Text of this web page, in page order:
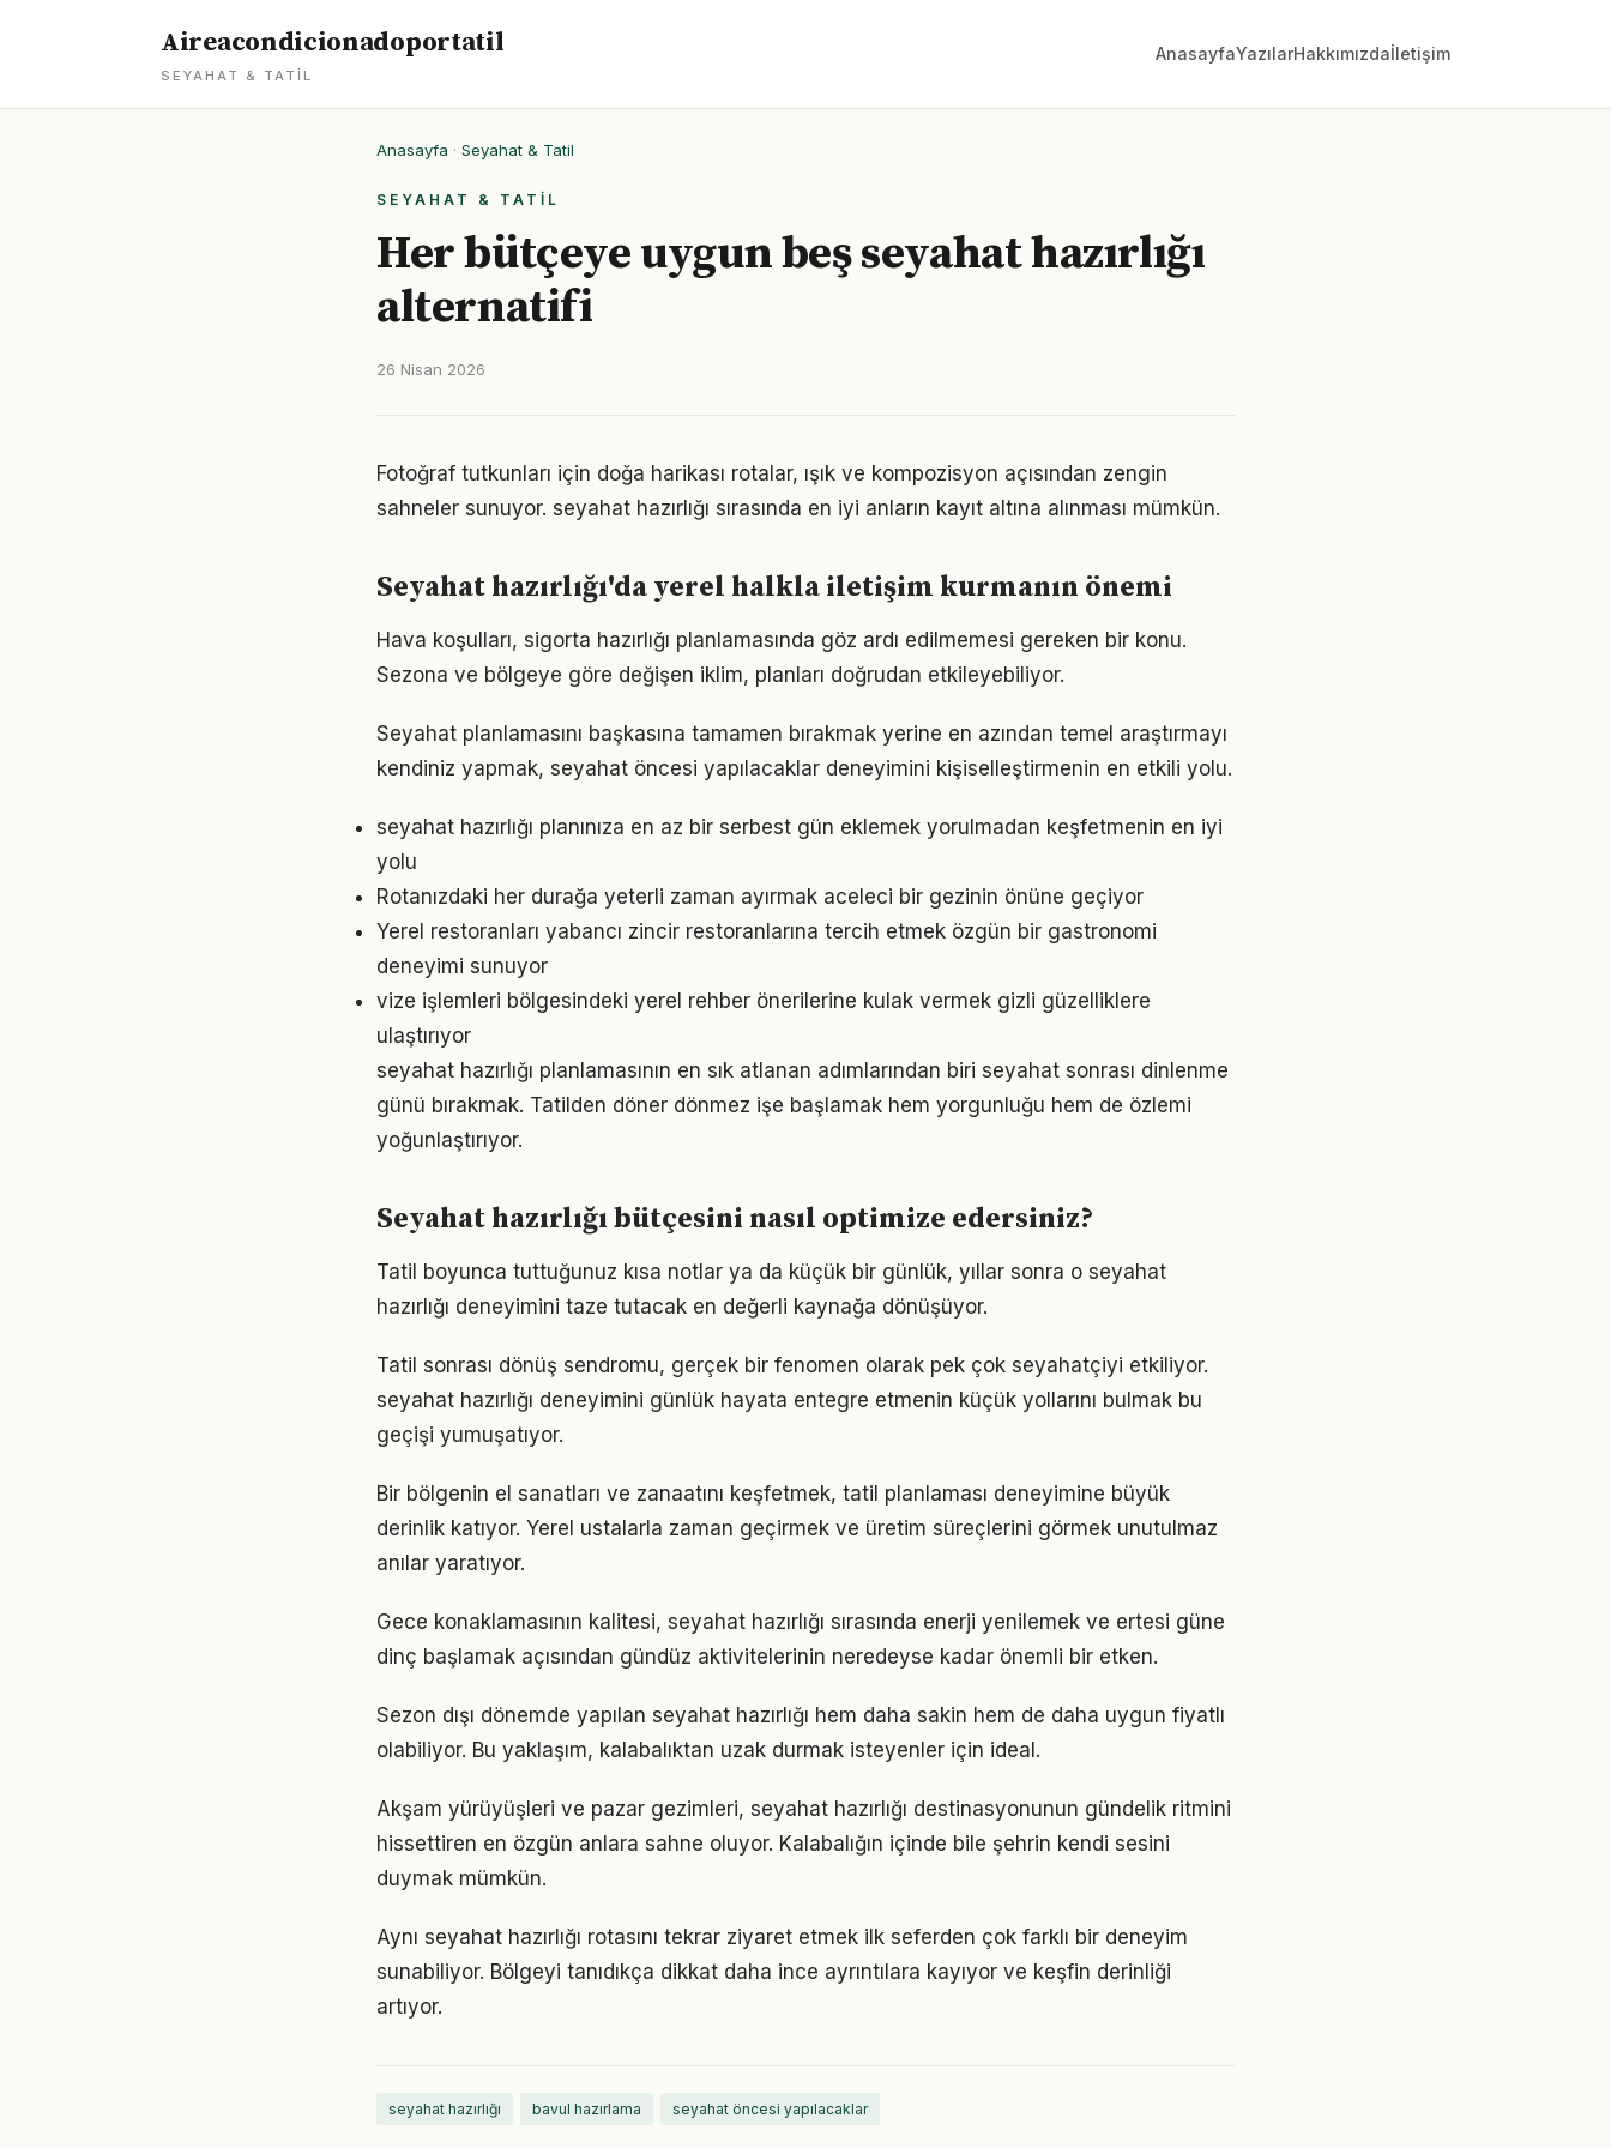
Aireacondicionadoportatil
SEYAHAT & TATIL
AnasayfaYazılarHakkımızdaİletişim
Anasayfa · Seyahat & Tatil
SEYAHAT & TATIL
Her bütçeye uygun beş seyahat hazırlığı
alternatifi
26 Nisan 2026
Fotoğraf tutkunları için doğa harikası rotalar, ışık ve kompozisyon açısından zengin
sahneler sunuyor. seyahat hazırlığı sırasında en iyi anların kayıt altına alınması mümkün.
Seyahat hazırlığı'da yerel halkla iletişim kurmanın önemi
Hava koşulları, sigorta hazırlığı planlamasında göz ardı edilmemesi gereken bir konu.
Sezona ve bölgeye göre değişen iklim, planları doğrudan etkileyebiliyor.
Seyahat planlamasını başkasına tamamen bırakmak yerine en azından temel araştırmayı
kendiniz yapmak, seyahat öncesi yapılacaklar deneyimini kişiselleştirmenin en etkili yolu.
seyahat hazırlığı planınıza en az bir serbest gün eklemek yorulmadan keşfetmenin en iyi
yolu
Rotanızdaki her durağa yeterli zaman ayırmak aceleci bir gezinin önüne geçiyor
Yerel restoranları yabancı zincir restoranlarına tercih etmek özgün bir gastronomi
deneyimi sunuyor
vize işlemleri bölgesindeki yerel rehber önerilerine kulak vermek gizli güzelliklere
ulaştırıyor
seyahat hazırlığı planlamasının en sık atlanan adımlarından biri seyahat sonrası dinlenme
günü bırakmak. Tatilden döner dönmez işe başlamak hem yorgunluğu hem de özlemi
yoğunlaştırıyor.
Seyahat hazırlığı bütçesini nasıl optimize edersiniz?
Tatil boyunca tuttuğunuz kısa notlar ya da küçük bir günlük, yıllar sonra o seyahat
hazırlığı deneyimini taze tutacak en değerli kaynağa dönüşüyor.
Tatil sonrası dönüş sendromu, gerçek bir fenomen olarak pek çok seyahatçiyi etkiliyor.
seyahat hazırlığı deneyimini günlük hayata entegre etmenin küçük yollarını bulmak bu
geçişi yumuşatıyor.
Bir bölgenin el sanatları ve zanaatını keşfetmek, tatil planlaması deneyimine büyük
derinlik katıyor. Yerel ustalarla zaman geçirmek ve üretim süreçlerini görmek unutulmaz
anılar yaratıyor.
Gece konaklamasının kalitesi, seyahat hazırlığı sırasında enerji yenilemek ve ertesi güne
dinç başlamak açısından gündüz aktivitelerinin neredeyse kadar önemli bir etken.
Sezon dışı dönemde yapılan seyahat hazırlığı hem daha sakin hem de daha uygun fiyatlı
olabiliyor. Bu yaklaşım, kalabalıktan uzak durmak isteyenler için ideal.
Akşam yürüyüşleri ve pazar gezimleri, seyahat hazırlığı destinasyonunun gündelik ritmini
hissettiren en özgün anlara sahne oluyor. Kalabalığın içinde bile şehrin kendi sesini
duymak mümkün.
Aynı seyahat hazırlığı rotasını tekrar ziyaret etmek ilk seferden çok farklı bir deneyim
sunabiliyor. Bölgeyi tanıdıkça dikkat daha ince ayrıntılara kayıyor ve keşfin derinliği
artıyor.
seyahat hazırlığı bavul hazırlama seyahat öncesi yapılacaklar